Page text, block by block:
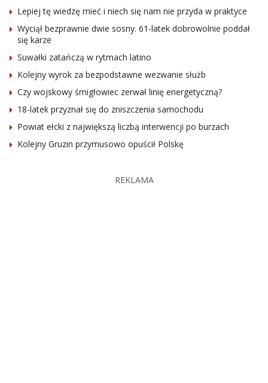
Lepiej tę wiedzę mieć i niech się nam nie przyda w praktyce
Wyciął bezprawnie dwie sosny. 61-latek dobrowolnie poddał
się karze
Suwałki zatańczą w rytmach latino
Kolejny wyrok za bezpodstawne wezwanie służb
Czy wojskowy śmigłowiec zerwał linię energetyczną?
18-latek przyznał się do zniszczenia samochodu
Powiat ełcki z największą liczbą interwencji po burzach
Kolejny Gruzin przymusowo opuścił Polskę
REKLAMA